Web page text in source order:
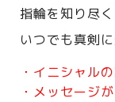
指輪を知り尽
いつでも真剣
・イニシャル
・メッセージ